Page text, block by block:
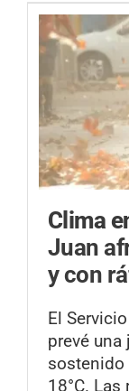
Clima
Juan
y con
El
prevé
sostenido
18°C.